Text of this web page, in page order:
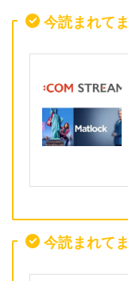
今読まれて
今読まれて